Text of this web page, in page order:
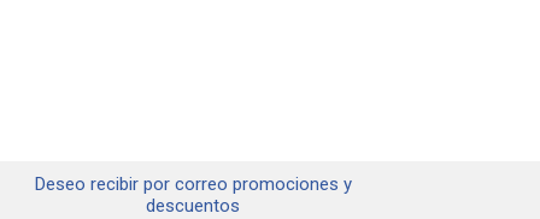
Deseo recibir por correo promociones y
descuentos